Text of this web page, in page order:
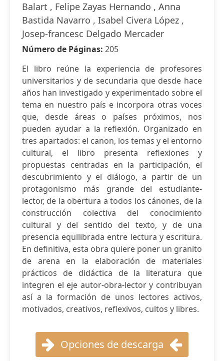
Balart , Felipe Zayas Hernando , Anna
Bastida Navarro , Isabel Civera López ,
Josep-francesc Delgado Mercader
Número de Páginas: 205
El libro reúne la experiencia de profesores
universitarios y de secundaria que desde hace
años han investigado y experimentado sobre el
tema en nuestro país e incorpora otras voces
que, desde áreas o países próximos, nos
pueden ayudar a la reflexión. Organizado en
tres apartados: el canon, los temas y el entorno
cultural, el libro presenta reflexiones y
propuestas centradas en la participación, el
descubrimiento y el diálogo, a partir de un
protagonismo más grande del estudiante-
lector, de la obertura a todos los cánones, de la
construcción colectiva del conocimiento
cultural y del sentido del texto, y de una
presencia equilibrada entre lectura y escritura.
En definitiva, esta obra quiere poner un granito
de arena en la elaboración de materiales
prácticos de didáctica de la literatura que
integren el eje autor-obra-lector y contribuyan
así a la formación de unos lectores activos,
motivados, creativos, reflexivos, cultos y libres.
Opciones de descarga